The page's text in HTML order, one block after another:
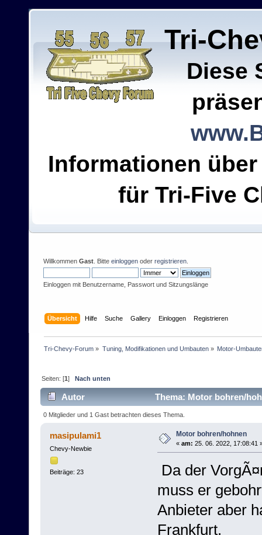
Tri-
Diese
Informationen
für Tri-Five
Willkommen Gast . Bitte einloggen oder registrieren
Einloggen mit Benutzername, Passwort und Sitzungslänge
Übersicht Hilfe Suche Gallery Einloggen Registrieren
Tri-Chevy-Forum » Tuning, Modifikationen und Umbauten» Motor-
Seiten: [1] Nach unten
Autor Thema: Motor bohren/
0 Mitglieder und 1 Gast betrachten dieses Thema.
masipulami1
Chevy-Newbie
Beiträge: 23
Motor bohren/hohnen
« am: 25. 06. 2022, 17:08:41
Da der
muss er
Anbieter aber
Frankfurt.